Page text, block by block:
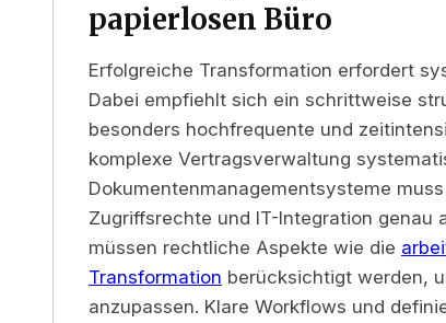
papierlosen Büro
Erfolgreiche Transformation erfordert
Dabei empfiehlt sich ein schrittweise
besonders hochfrequente und
komplexe Vertragsverwaltung
Dokumentenmanagementsysteme
Zugriffsrechte und IT-Integration genau
müssen rechtliche Aspekte wie die
Transformation berücksichtigt werden,
anzupassen. Klare Workflows und